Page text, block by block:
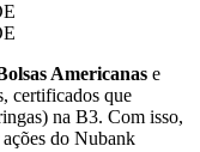
Americanas e
certificados que
na B3. Com isso,
do Nubank